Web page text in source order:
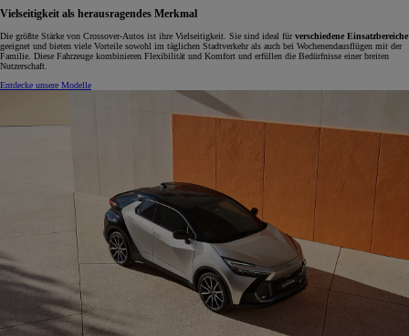
Vielseitigkeit als herausragendes Merkmal
Die größte Stärke von Crossover-Autos ist ihre Vielseitigkeit. Sie sind ideal fürverschiedene Einsatzbereiche
geeignet und bieten viele Vorteile sowohl im täglichen Stadtverkehr als auch bei Wochenendausflügen mit der
Familie. Diese Fahrzeuge kombinieren Flexibilität und Komfort und erfüllen die Bedürfnisse einer breiten
Nutzerschaft.
Entdecke unsere Modelle